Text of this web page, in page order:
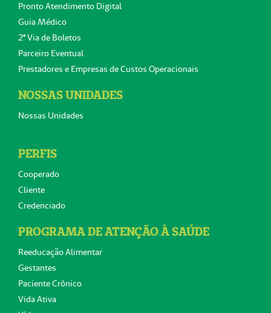
Pronto Atendimento Digital
Guia Médico
2ª Via de Boletos
Parceiro Eventual
Prestadores e Empresas de Custos Operacionais
NOSSAS UNIDADES
Nossas Unidades
PERFIS
Cooperado
Cliente
Credenciado
PROGRAMA DE ATENÇÃO À SAÚDE
Reeducação Alimentar
Gestantes
Paciente Crônico
Vida Ativa